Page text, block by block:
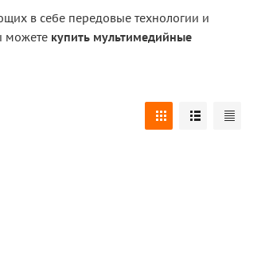
в себе передовые технологии и
можете купить мультимедийные